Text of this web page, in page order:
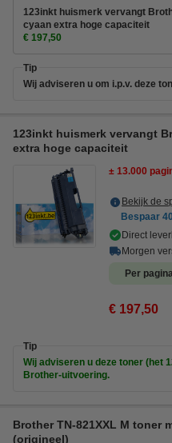
123inkt huismerk vervangt
cyaan extra hoge capaciteit
€ 197,50
Tip
Wij adviseren u om i.p.v. deze
123inkt huismerk vervangt
extra hoge capaciteit
± 13.000
Bekijk de
Bespaar
Direct
Morgen
Per
€ 197,50
Tip
Wij adviseren u deze toner (het
Brother-uitvoering.
Brother TN-821XXL M toner
(origineel)